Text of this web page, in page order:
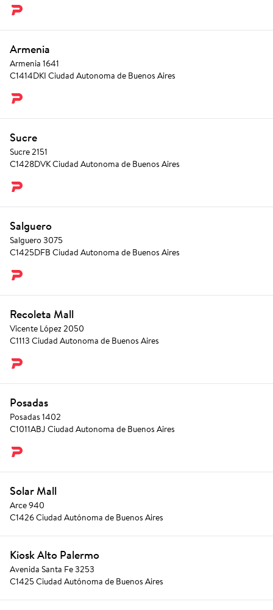
Armenia
Armenia 1641
C1414DKI Ciudad Autonoma de Buenos Aires
Sucre
Sucre 2151
C1428DVK Ciudad Autonoma de Buenos Aires
Salguero
Salguero 3075
C1425DFB Ciudad Autonoma de Buenos Aires
Recoleta Mall
Vicente López 2050
C1113 Ciudad Autonoma de Buenos Aires
Posadas
Posadas 1402
C1011ABJ Ciudad Autonoma de Buenos Aires
Solar Mall
Arce 940
C1426 Ciudad Autónoma de Buenos Aires
Kiosk Alto Palermo
Avenida Santa Fe 3253
C1425 Ciudad Autónoma de Buenos Aires